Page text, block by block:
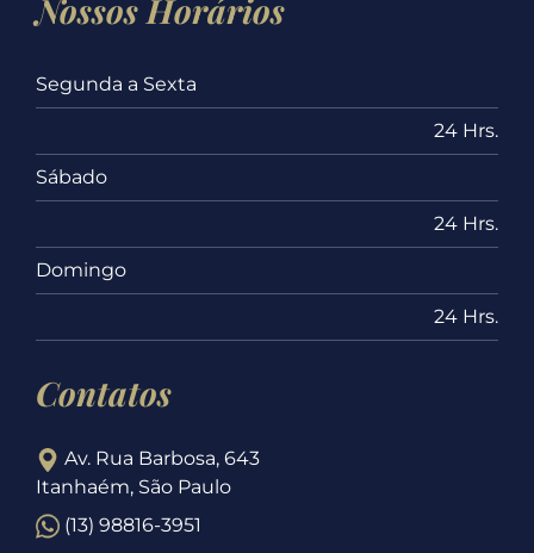
Nossos Horários
Segunda a Sexta
24 Hrs.
Sábado
24 Hrs.
Domingo
24 Hrs.
Contatos
Av. Rua Barbosa, 643
Itanhaém, São Paulo
(13) 98816-3951